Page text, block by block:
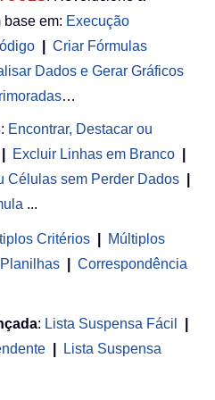
em: Execução
Criar Fórmulas
Dados e Gerar Gráficos
…
: Encontrar, Destacar ou
Excluir Linhas em Branco
Células sem Perder Dados
...
Critérios
Múltiplos
Correspondência
: Lista Suspensa Fácil
Lista Suspensa